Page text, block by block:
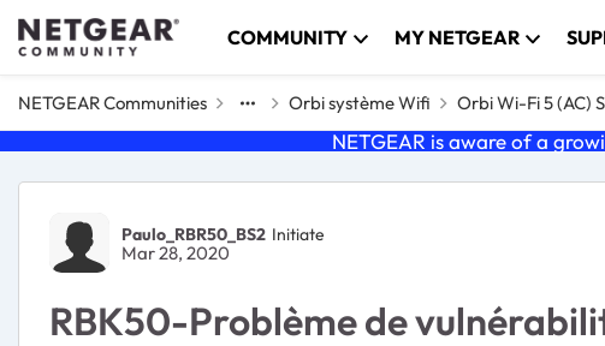
Skip to content COMMUNITY MY NETGEAR
NETGEAR Communities Orbi système Wifi Orbi Wi-Fi 5 (AC)
NETGEAR is aware of a
Forum Discussion
Paulo_RBR50_BS2 Initiate
Mar 28, 2020
RBK50-Problème de